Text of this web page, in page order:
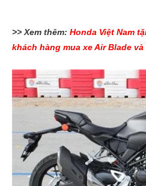
>> Xem thêm: Honda Việt Nam
khách hàng mua xe Air Blade và